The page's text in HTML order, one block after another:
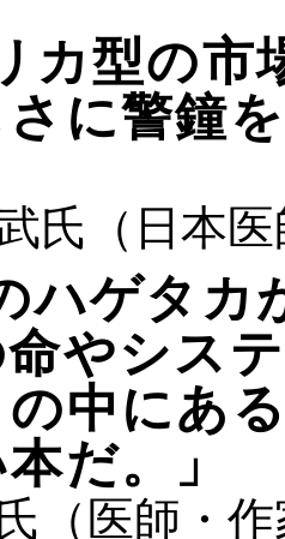
カ型の
に警鐘
氏（日本
ハゲタ
命やシス
の中にあ
だ。」
（医師・